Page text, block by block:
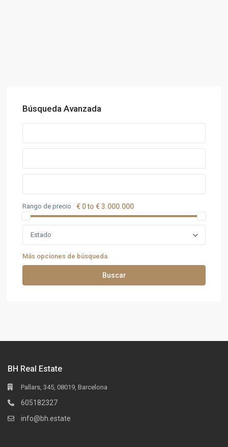
Búsqueda Avanzada
Rango de precio € 0 to € 3.000.000
Estado
Más opciones de búsqueda
Buscar
BH Real Estate
Pallars, 345, 08019, Barcelona
605182327
info@bh.estate